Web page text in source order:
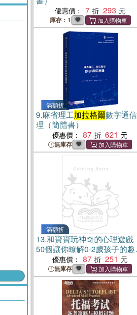
優惠價： 7 293
庫存：1
滿額折
9.麻省理工加拉格爾數字通
理（簡體書）
優惠價： 87 621
無庫存
滿額折
13.和寶寶玩神奇的心理遊戲
50個讓你瞭解0-2歲孩子的趣
科學實驗（簡體書）
優惠價： 87 251
無庫存